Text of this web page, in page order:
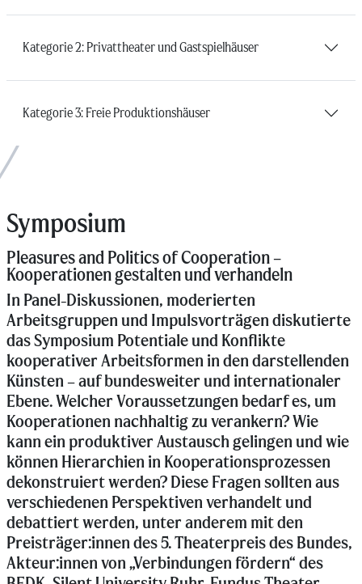
Kategorie 2: Privattheater und Gastspielhäuser
Kategorie 3: Freie Produktionshäuser
Symposium
Pleasures and Politics of Cooperation –
Kooperationen gestalten und verhandeln
In Panel-Diskussionen, moderierten
Arbeitsgruppen und Impulsvorträgen diskutierte
das Symposium Potentiale und Konflikte
kooperativer Arbeitsformen in den darstellenden
Künsten – auf bundesweiter und internationaler
Ebene. Welcher Voraussetzungen bedarf es, um
Kooperationen nachhaltig zu verankern? Wie
kann ein produktiver Austausch gelingen und wie
können Hierarchien in Kooperationsprozessen
dekonstruiert werden? Diese Fragen sollten aus
verschiedenen Perspektiven verhandelt und
debattiert werden, unter anderem mit den
Preisträger:innen des 5. Theaterpreis des Bundes,
Akteur:innen von „Verbindungen fördern“ des